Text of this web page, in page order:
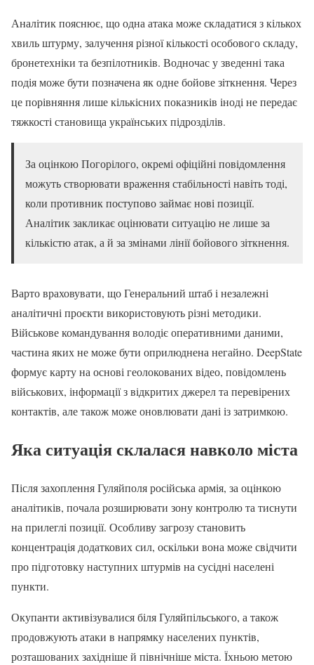
Аналітик пояснює, що одна атака може складатися з кількох
хвиль штурму, залучення різної кількості особового складу,
бронетехніки та безпілотників. Водночас у зведенні така
подія може бути позначена як одне бойове зіткнення. Через
це порівняння лише кількісних показників іноді не передає
тяжкості становища українських підрозділів.
За оцінкою Погорілого, окремі офіційні повідомлення
можуть створювати враження стабільності навіть тоді,
коли противник поступово займає нові позиції.
Аналітик закликає оцінювати ситуацію не лише за
кількістю атак, а й за змінами лінії бойового зіткнення.
Варто враховувати, що Генеральний штаб і незалежні
аналітичні проєкти використовують різні методики.
Військове командування володіє оперативними даними,
частина яких не може бути оприлюднена негайно. DeepState
формує карту на основі геолокованих відео, повідомлень
військових, інформації з відкритих джерел та перевірених
контактів, але також може оновлювати дані із затримкою.
Яка ситуація склалася навколо міста
Після захоплення Гуляйполя російська армія, за оцінкою
аналітиків, почала розширювати зону контролю та тиснути
на прилеглі позиції. Особливу загрозу становить
концентрація додаткових сил, оскільки вона може свідчити
про підготовку наступних штурмів на сусідні населені
пункти.
Окупанти активізувалися біля Гуляйпільського, а також
продовжують атаки в напрямку населених пунктів,
розташованих західніше й північніше міста. Їхньою метою